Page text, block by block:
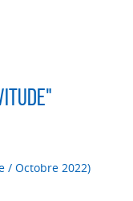
/ Octobre 2022)